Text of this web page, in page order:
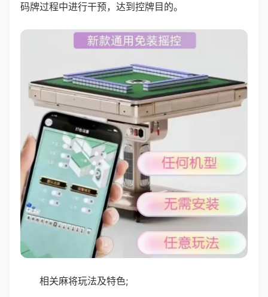
码牌过程中进行干预，达到控牌目的。
相关麻将玩法及特色;